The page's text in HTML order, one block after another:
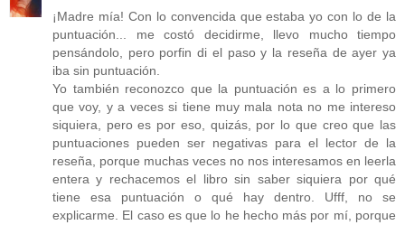
¡Madre mía! Con lo convencida que estaba yo con lo de la
puntuación... me costó decidirme, llevo mucho tiempo
pensándolo, pero porfin di el paso y la reseña de ayer ya
iba sin puntuación.
Yo también reconozco que la puntuación es a lo primero
que voy, y a veces si tiene muy mala nota no me intereso
siquiera, pero es por eso, quizás, por lo que creo que las
puntuaciones pueden ser negativas para el lector de la
reseña, porque muchas veces no nos interesamos en leerla
entera y rechacemos el libro sin saber siquiera por qué
tiene esa puntuación o qué hay dentro. Ufff, no se
explicarme. El caso es que lo he hecho más por mí, porque